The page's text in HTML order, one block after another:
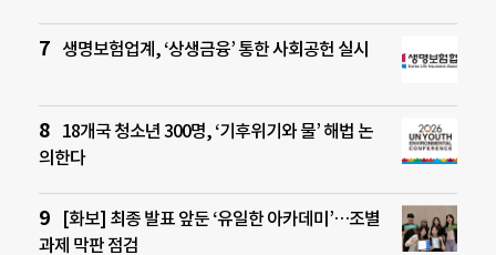
생명보험업계, ‘상생금융’ 통한 사회공헌 실시
18개국 청소년 300명, ‘기후위기와 물’ 해법 논
의한다
[화보] 최종 발표 앞둔 ‘유일한 아카데미’…조별
과제 막판 점검